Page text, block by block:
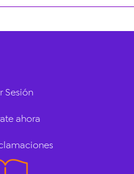
Sesión
ahora